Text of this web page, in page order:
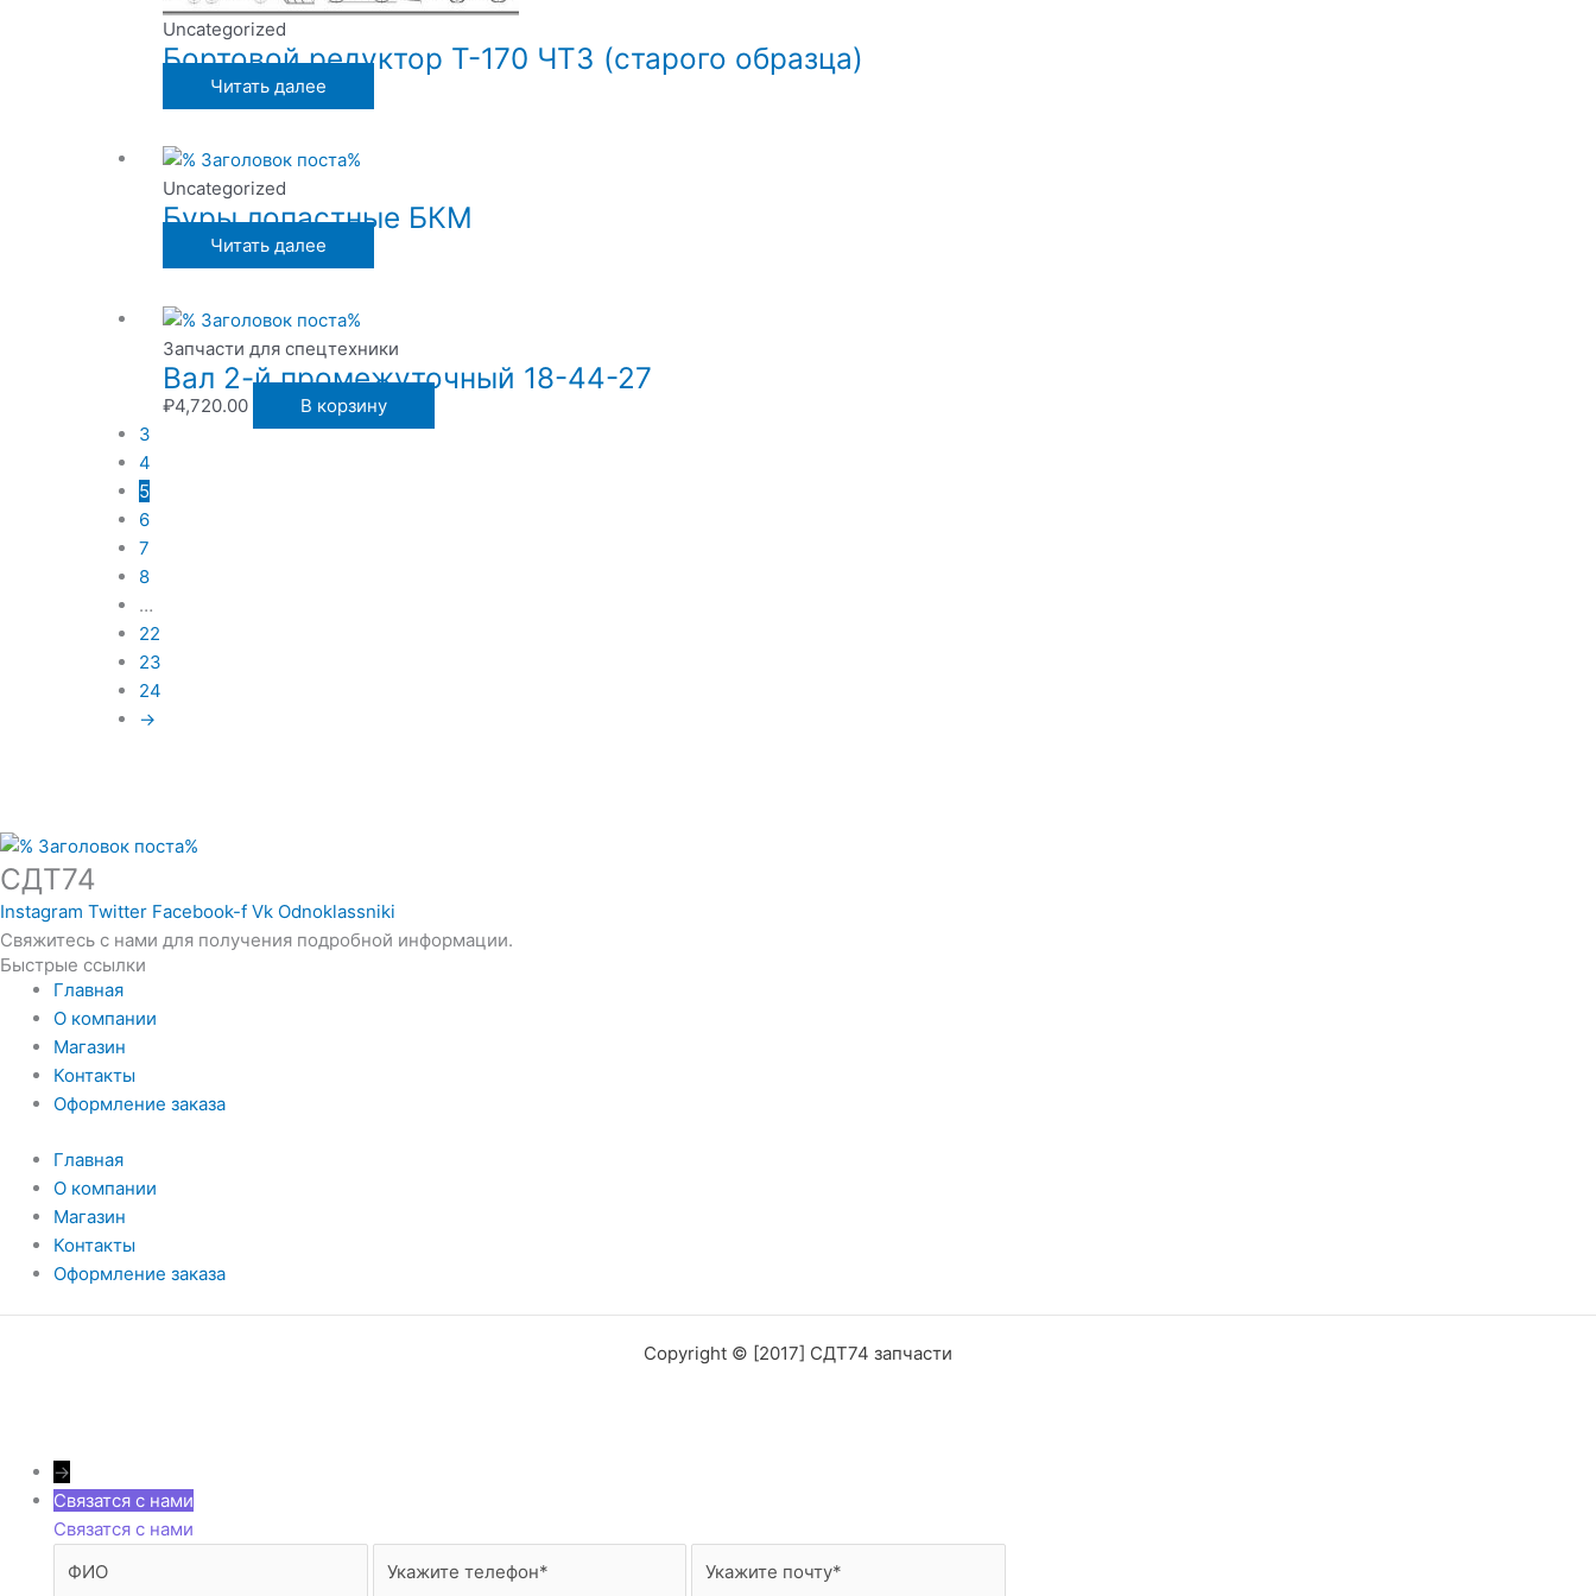
Uncategorized
Бортовой редуктор Т-170 ЧТЗ (старого образца)
Читать далее
Uncategorized
Буры лопастные БКМ
Читать далее
Запчасти для спецтехники
Вал 2-й промежуточный 18-44-27
₽4,720.00 В корзину
3
4
5
6
7
8
…
22
23
24
→
СДТ74
Instagram Twitter Facebook-f Vk Odnoklassniki
Свяжитесь с нами для получения подробной информации.
Быстрые ссылки
Главная
О компании
Магазин
Контакты
Оформление заказа
Главная
О компании
Магазин
Контакты
Оформление заказа
Copyright © [2017] СДТ74 запчасти
→
Связатся с нами
Связатся с нами